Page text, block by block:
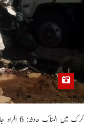
کرک میں المناک حادثہ: 6 افراد جاں بحق، متعدد زخمی